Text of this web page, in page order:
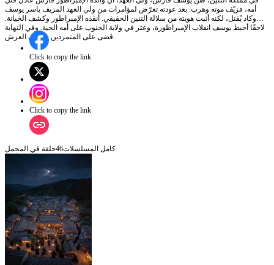
أمه، فزيّف موته وهرب. بعد عودته تعرّض لمؤامرات من ولي العهد المزيف ياسر يوسف
وكاد يُقتل، لكنه أثبت هويته من سلالة التنين الحقيقي. أنقذه الإمبراطور وكشف الخيانة.
لاحقًا أحبط يوسف انقلاب الإمبراطورة، وعثر في ولاية الجنوب على أمه الحية. وفي النهاية
قضى على المتمردين واعتلى العرش.
Click to copy the link
Click to copy the link
كامل المسلسلات46حلقة في المجمل